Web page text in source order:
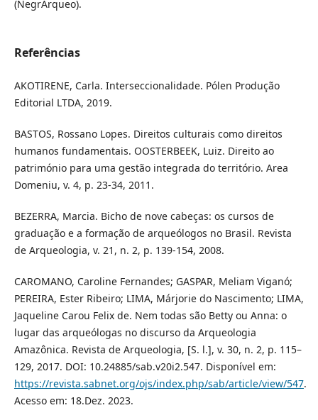
(NegrArqueo).
Referências
AKOTIRENE, Carla. Interseccionalidade. Pólen Produção
Editorial LTDA, 2019.
BASTOS, Rossano Lopes. Direitos culturais como direitos
humanos fundamentais. OOSTERBEEK, Luiz. Direito ao
património para uma gestão integrada do território. Area
Domeniu, v. 4, p. 23-34, 2011.
BEZERRA, Marcia. Bicho de nove cabeças: os cursos de
graduação e a formação de arqueólogos no Brasil. Revista
de Arqueologia, v. 21, n. 2, p. 139-154, 2008.
CAROMANO, Caroline Fernandes; GASPAR, Meliam Viganó;
PEREIRA, Ester Ribeiro; LIMA, Márjorie do Nascimento; LIMA,
Jaqueline Carou Felix de. Nem todas são Betty ou Anna: o
lugar das arqueólogas no discurso da Arqueologia
Amazônica. Revista de Arqueologia, [S. l.], v. 30, n. 2, p. 115–
129, 2017. DOI: 10.24885/sab.v20i2.547. Disponível em:
https://revista.sabnet.org/ojs/index.php/sab/article/view/547.
Acesso em: 18.Dez. 2023.